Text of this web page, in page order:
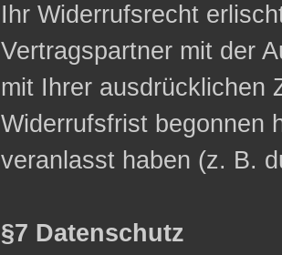
Ihr Widerrufsrecht
Vertragspartner mit der
mit Ihrer ausdrücklichen
Widerrufsfrist begonnen
veranlasst haben (z. B.
§7 Datenschutz